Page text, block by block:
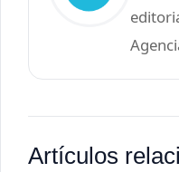
Artículos